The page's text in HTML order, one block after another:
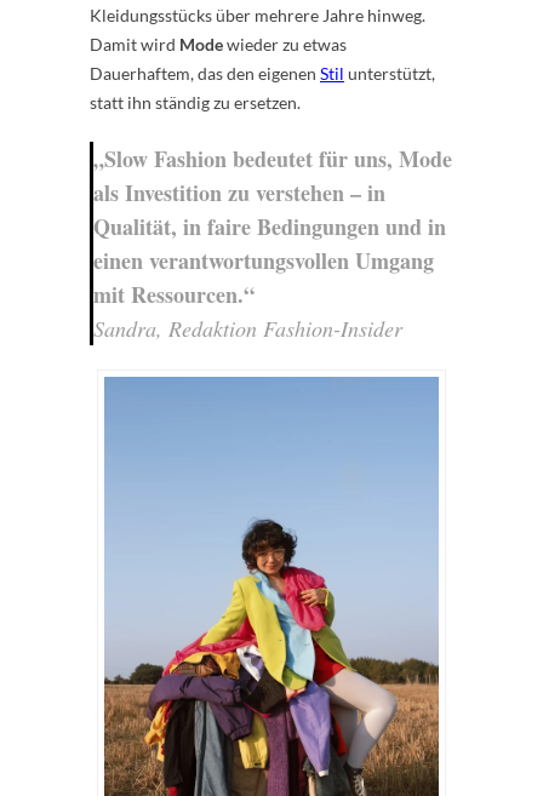
Kleidungsstücks über mehrere Jahre hinweg.
Damit wird Modewieder zu etwas
Dauerhaftem, das den eigenen Stil unterstützt,
statt ihn ständig zu ersetzen.
„Slow Fashion bedeutet für uns, Mode
als Investition zu verstehen – in
Qualität, in faire Bedingungen und in
einen verantwortungsvollen Umgang
mit Ressourcen.“
Sandra, Redaktion Fashion-Insider